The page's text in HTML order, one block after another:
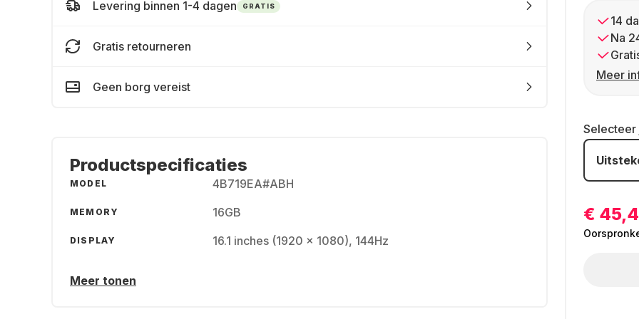
14
Na
Meer
€
Levering binnen 1-4 dagen GRATIS
Gratis retourneren
Geen borg vereist
Productspecificaties
MODEL 4B719EA#ABH
MEMORY 16GB
DISPLAY 16.1 inches (1920 x 1080), 144Hz
Meer tonen